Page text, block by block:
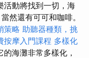
活動將找到一切，海
然還有可可和咖啡。
策略 助聽器種類，挑
按摩入門課程 多樣化
的海灘非常多樣化，